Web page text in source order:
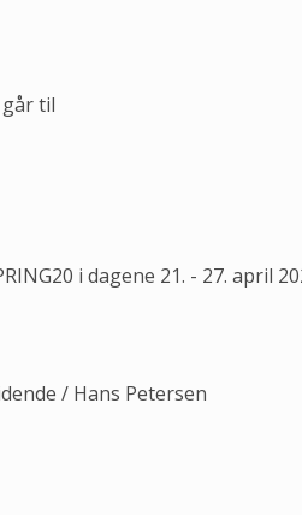
til
i dagene 21. - 27. april
/ Hans Petersen